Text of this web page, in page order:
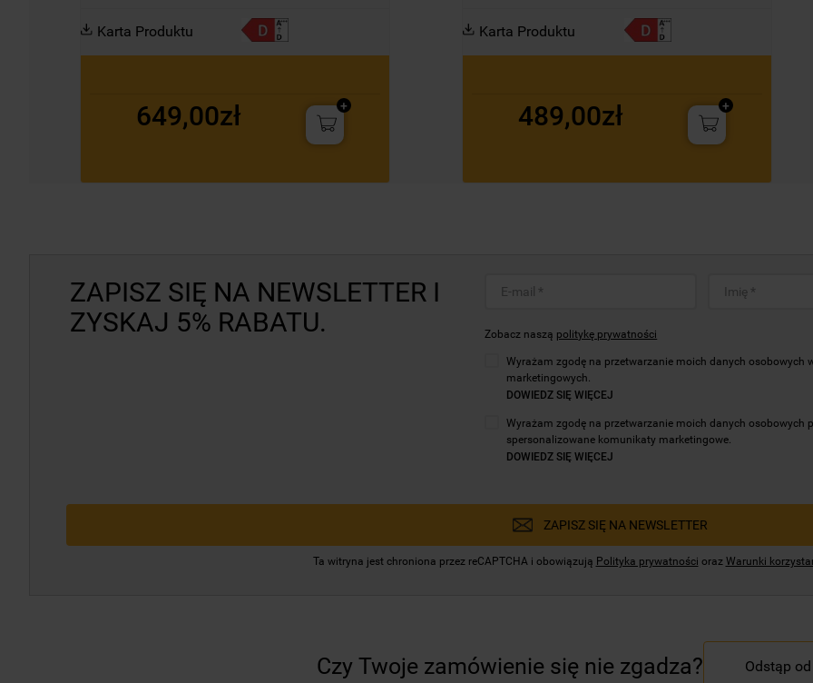
Karta Produktu
649,00zł
Karta Produktu
489,00zł
ZAPISZ SIĘ NA NEWSLETTER I
ZYSKAJ 5% RABATU.
Zobacz naszą politykę prywatności
Wyrażam zgodę na przetwarzanie moich danych osobowych
marketingowych.
DOWIEDZ SIĘ WIĘCEJ
Wyrażam zgodę na przetwarzanie moich danych osobowych
spersonalizowane komunikaty marketingowe.
DOWIEDZ SIĘ WIĘCEJ
ZAPISZ SIĘ NA NEWSLETTER
Ta witryna jest chroniona przez reCAPTCHA i obowiązują Polityka prywatności oraz Warunki
Czy Twoje zamówienie się nie zgadza? Odstąp